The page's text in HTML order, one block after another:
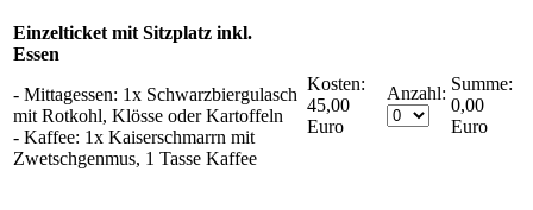
Einzelticket mit Sitzplatz inkl.
Essen
- Mittagessen: 1x Schwarzbiergulasch
mit Rotkohl, Klösse oder Kartoffeln
- Kaffee: 1x Kaiserschmarrn mit
Zwetschgenmus, 1 Tasse Kaffee
Kosten:
45,00
Euro
Anzahl:
0,00
Euro